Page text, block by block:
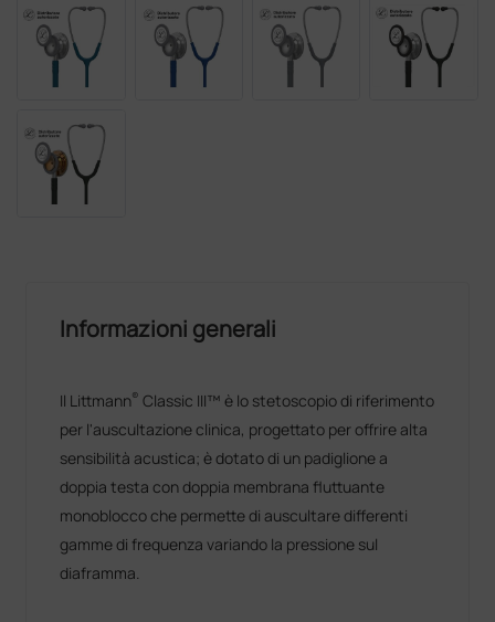
Informazioni generali
Il Littmann® Classic III™ è lo stetoscopio di riferimento
per l'auscultazione clinica, progettato per offrire alta
sensibilità acustica; è dotato di un padiglione a
doppia testa con doppia membrana fluttuante
monoblocco che permette di auscultare differenti
gamme di frequenza variando la pressione sul
diaframma.